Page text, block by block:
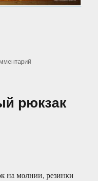
к
рюкзак
рюкзак
на молнии, резинки